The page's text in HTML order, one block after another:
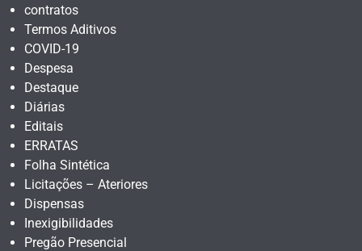
contratos
Termos Aditivos
COVID-19
Despesa
Destaque
Diárias
Editais
ERRATAS
Folha Sintética
Licitações – Ateriores
Dispensas
Inexigibilidades
Pregão Presencial